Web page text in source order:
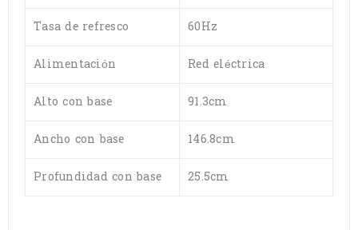
Tasa de refresco
60Hz
Alimentación
Red eléctrica
Alto con base
91.3cm
Ancho con base
146.8cm
Profundidad con base
25.5cm